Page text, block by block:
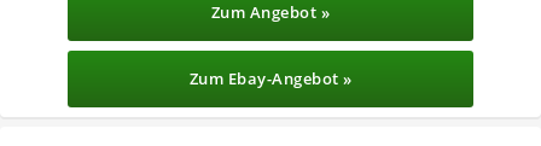
Zum Angebot »
Zum Ebay-Angebot »